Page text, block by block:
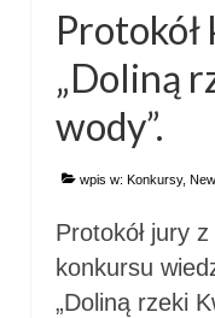
„Doliną
wody”.
wpis w: Konkursy,
Protokół jury
konkursu
„Doliną rzeki